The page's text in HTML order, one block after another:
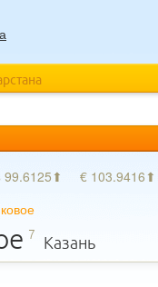
99.6125⬆ € 103.9416⬆
7 Казань